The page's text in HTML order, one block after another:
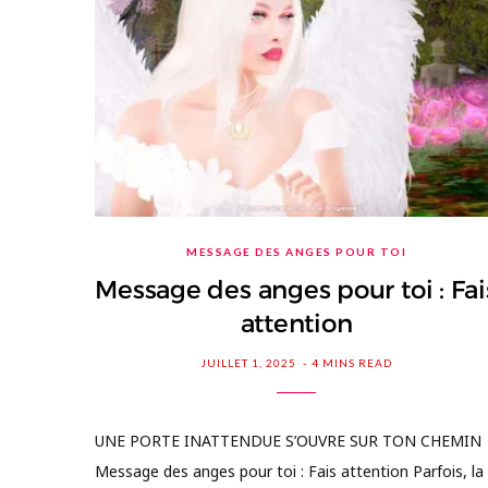
MESSAGE DES ANGES POUR TOI
Message des anges pour toi :
attention
JUILLET 1, 2025 4 MINS READ
UNE PORTE INATTENDUE S’OUVRE SUR TON CHEMIN
Message des anges pour toi : Fais attention Parfois, la